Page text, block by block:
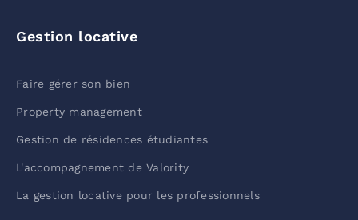
Gestion locative
Faire gérer son bien
Property management
Gestion de résidences étudiantes
L'accompagnement de Valority
La gestion locative pour les professionnels